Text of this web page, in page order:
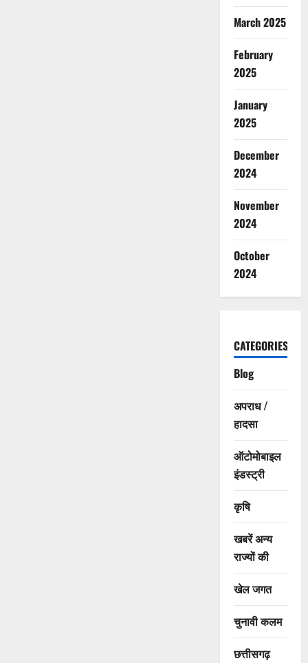
March 2025
February
2025
January
2025
December
2024
November
2024
October
2024
CATEGORIES
Blog
अपराध /
हादसा
ऑटोमोबाइल
इंडस्ट्री
कृषि
खबरें अन्य
राज्यों की
खेल जगत
चुनावी कलम
छत्तीसगढ़